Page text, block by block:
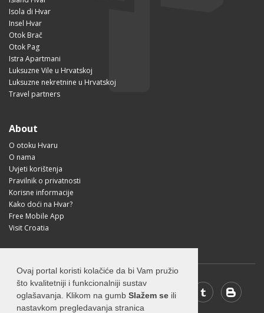
Ovaj portal koristi kolačiće da bi Vam pružio
što kvalitetniji i funkcionalniji sustav
oglašavanja. Klikom na gumb Slažem se ili
nastavkom pregledavanja stranica
Isola di Hvar
Insel Hvar
Otok Brač
Otok Pag
Istra Apartmani
Luksuzne Vile u Hrvatskoj
Luksuzne nekretnine u Hrvatskoj
Travel partners
About
O otoku Hvaru
O nama
Uvjeti korištenja
Pravilnik o privatnosti
Korisne informacije
Kako doći na Hvar?
Free Mobile App
Visit Croatia